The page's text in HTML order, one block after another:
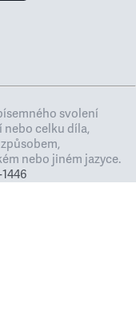
svolení
nebo celku díla,
nebo jiném jazyce.